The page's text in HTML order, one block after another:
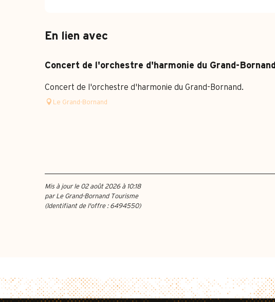
En lien avec
Concert de l'orchestre d'harmonie du Grand-Bornand
Concert de l'orchestre d'harmonie du Grand-Bornand.
Le Grand-Bornand
Mis à jour le 02 août 2026 à 10:18
par Le Grand-Bornand Tourisme
(Identifiant de l'offre : 6494550)